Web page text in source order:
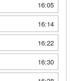
16:05
16:14
16:22
16:30